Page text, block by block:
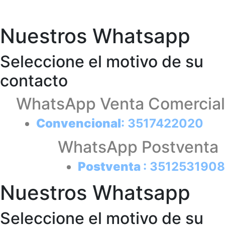
Nuestros Whatsapp
Seleccione el motivo de su
contacto
WhatsApp Venta Comercial
Convencional: 3517422020
WhatsApp Postventa
Postventa : 3512531908
Nuestros Whatsapp
Seleccione el motivo de su